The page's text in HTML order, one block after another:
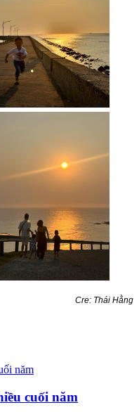
Cre: Thái Hằng
cuối năm